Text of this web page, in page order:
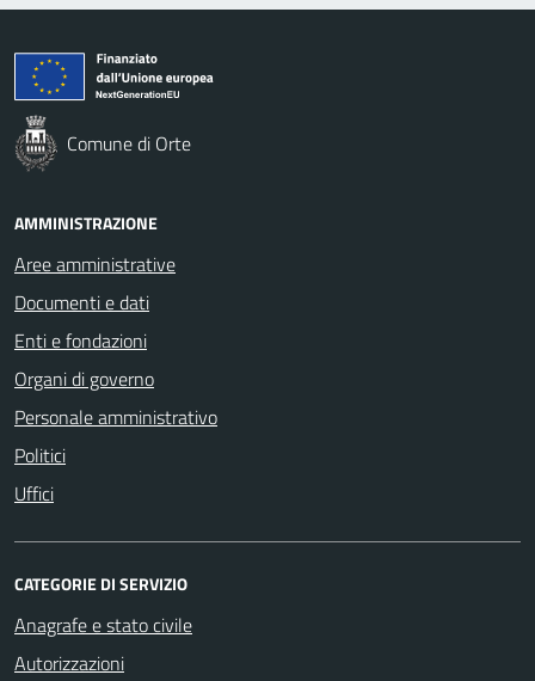
Comune di Orte
AMMINISTRAZIONE
Aree amministrative
Documenti e dati
Enti e fondazioni
Organi di governo
Personale amministrativo
Politici
Uffici
CATEGORIE DI SERVIZIO
Anagrafe e stato civile
Autorizzazioni